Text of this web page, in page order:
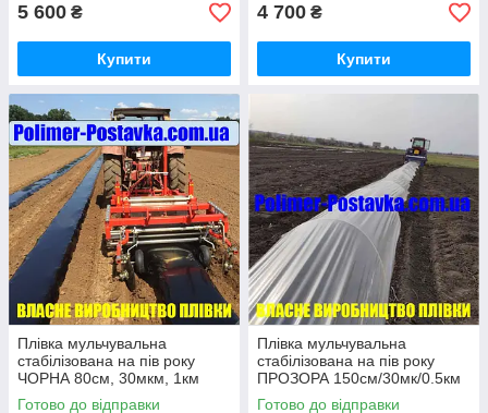
5 600 ₴
Купити
4 700 ₴
Купити
Плівка мульчувальна
стабілізована на пів року
ЧОРНА 80см, 30мкм, 1км
Готово до відправки
Плівка мульчувальна
стабілізована на пів року
ПРОЗОРА 150см/30мк/0.5км
Готово до відправки